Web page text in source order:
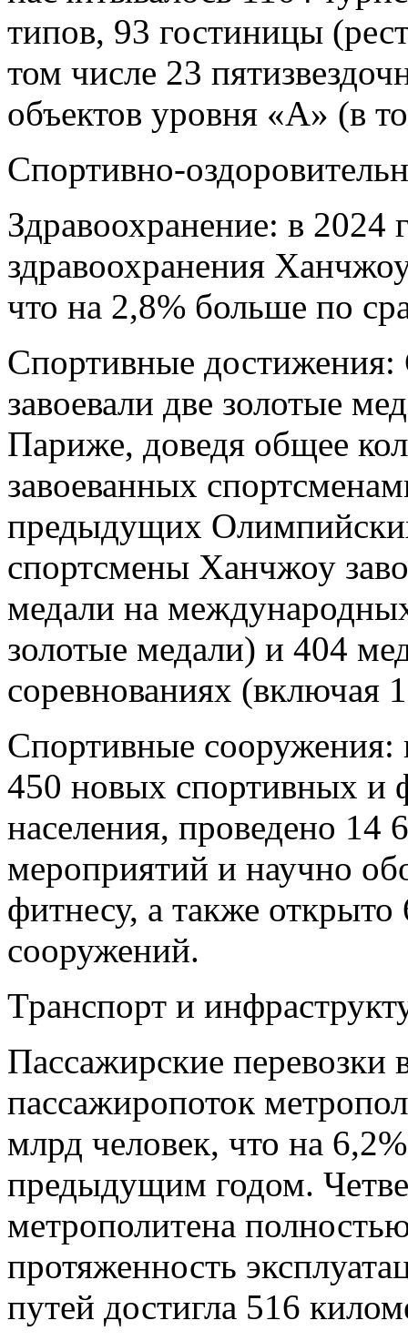
типов, 93 гостиницы
том числе 23
объектов уровня «А» (в
Спортивно-
Здравоохранение: в 2024
здравоохранения
что на 2,8% больше по
Спортивные
завоевали две золотые
Париже, доведя общее
завоеванных
предыдущих
спортсмены Ханчжоу
медали на
золотые медали) и 404
соревнованиях (включая
Спортивные сооружения:
450 новых спортивных и
населения, проведено
мероприятий и научно
фитнесу, а также
сооружений.
Транспорт и
Пассажирские перевозки
пассажиропоток
млрд человек, что на
предыдущим годом.
метрополитена
протяженность
путей достигла 516